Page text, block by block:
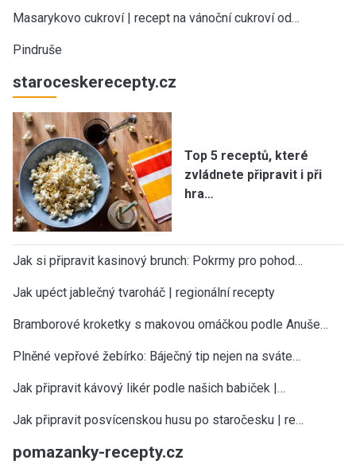
Masarykovo cukroví | recept na vánoční cukroví od…
Pindruše
staroceskerecepty.cz
Top 5 receptů, které
zvládnete připravit i při
hra…
Jak si připravit kasinový brunch: Pokrmy pro pohod…
Jak upéct jablečný tvaroháč | regionální recepty
Bramborové kroketky s makovou omáčkou podle Anuše…
Plněné vepřové žebírko: Báječný tip nejen na sváte…
Jak připravit kávový likér podle našich babiček |…
Jak připravit posvícenskou husu po staročesku | re…
pomazanky-recepty.cz